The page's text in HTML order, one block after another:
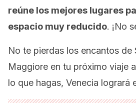
reúne los mejores lugares
espacio muy reducido. ¡No
No te pierdas los encantos de
Maggiore en tu próximo viaje
lo que hagas, Venecia logrará